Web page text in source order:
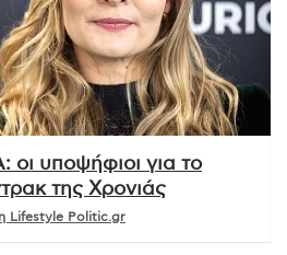
οι υποψήφιοι για το
της Χρονιάς
Lifestyle Politic.gr